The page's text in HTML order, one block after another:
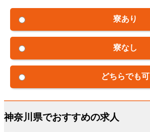
寮あり
寮なし
どちらでも可
神奈川県でおすすめの求人